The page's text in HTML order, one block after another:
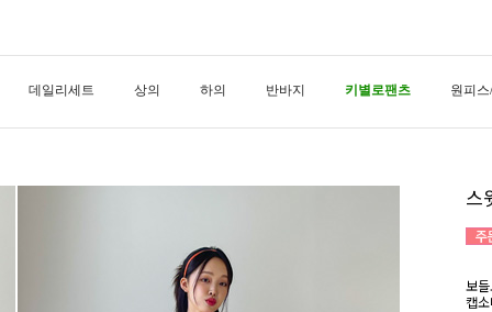
데일리세트 상의 하의 반바지 키별로팬츠 원피
스
보
캡